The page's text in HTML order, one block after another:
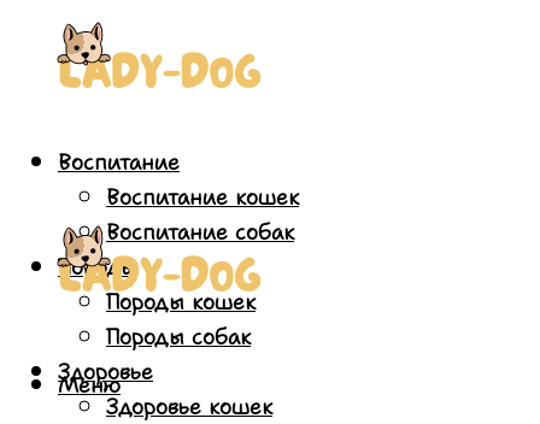
Воспитание
Воспитание кошек
Воспитание собак
Породы
Породы кошек
Породы собак
Здоровье
Здоровье кошек
Меню